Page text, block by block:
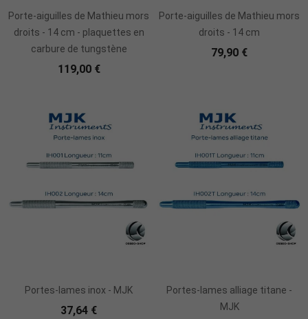
Porte-aiguilles de Mathieu mors
droits - 14 cm - plaquettes en
carbure de tungstène
119,00 €
Porte-aiguilles de Mathieu mors
droits - 14 cm
79,90 €
Portes-lames inox - MJK
37,64 €
Portes-lames alliage titane -
MJK